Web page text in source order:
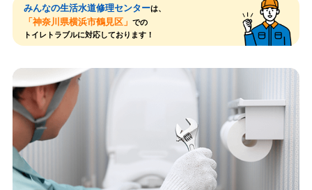
みんなの生活水道修理センターは、
「神奈川県横浜市鶴見区」 での
トイレトラブルに対応しております！